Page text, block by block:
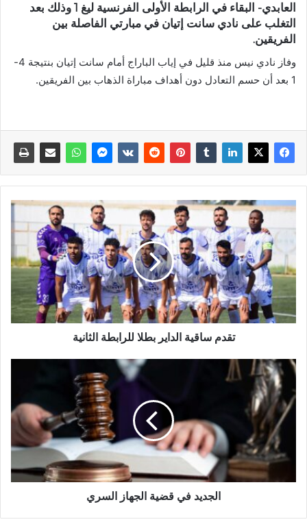
العابدي- البقاء في الرابطة الأولى الفرنسية ليغ 1 وذلك بعد
التغلب على نادي سانت إتيان في مبارتي الفاصلة بين
الفريقين.
وفاز نادي نيس منذ قليل في إياب الباراج أمام سانت إتيان بنتيجة 4-
1 بعد أن حسم التعادل دون أهداف مباراة الذهاب بين الفريقين.
تقدم ساقية الداير بطلا للرابطة الثانية
الجديد في قضية الجهاز السري